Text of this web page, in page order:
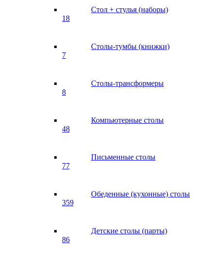
Стол + стулья (наборы)
18
Столы-тумбы (книжки)
7
Столы-трансформеры
8
Компьютерные столы
48
Письменные столы
77
Обеденные (кухонные) столы
359
Детские столы (парты)
86